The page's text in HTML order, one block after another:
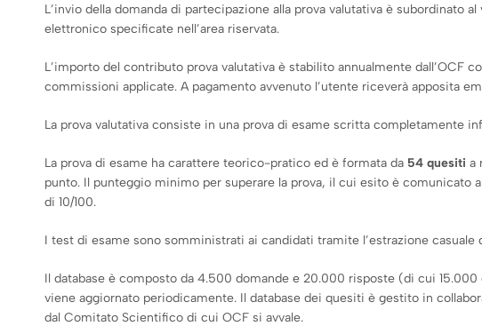
L’invio della domanda di partecipazione alla prova valutativa è
elettronico specificate nell’area riservata.
L’importo del contributo prova valutativa è stabilito annualmente dall’OCF
commissioni applicate. A pagamento avvenuto l’utente riceverà apposita
La prova valutativa consiste in una prova di esame scritta completamente
La prova di esame ha carattere teorico-pratico ed è formata da 54 quesiti a
punto. Il punteggio minimo per superare la prova, il cui esito è comunicato
di 10/100.
I test di esame sono somministrati ai candidati tramite l’estrazione
Il database è composto da 4.500 domande e 20.000 risposte (di cui
viene aggiornato periodicamente. Il database dei quesiti è gestito in
dal Comitato Scientifico di cui OCF si avvale.